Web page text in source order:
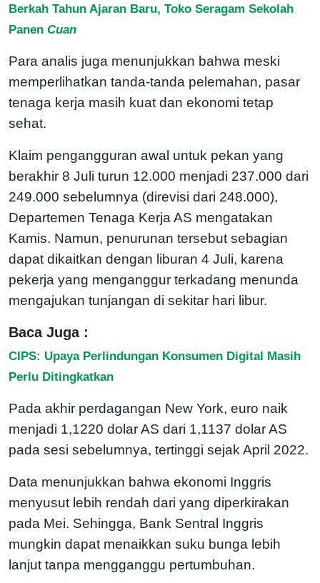
Berkah Tahun Ajaran Baru, Toko Seragam Sekolah
Panen Cuan
Para analis juga menunjukkan bahwa meski
memperlihatkan tanda-tanda pelemahan, pasar
tenaga kerja masih kuat dan ekonomi tetap
sehat.
Klaim pengangguran awal untuk pekan yang
berakhir 8 Juli turun 12.000 menjadi 237.000 dari
249.000 sebelumnya (direvisi dari 248.000),
Departemen Tenaga Kerja AS mengatakan
Kamis. Namun, penurunan tersebut sebagian
dapat dikaitkan dengan liburan 4 Juli, karena
pekerja yang menganggur terkadang menunda
mengajukan tunjangan di sekitar hari libur.
Baca Juga :
CIPS: Upaya Perlindungan Konsumen Digital Masih
Perlu Ditingkatkan
Pada akhir perdagangan New York, euro naik
menjadi 1,1220 dolar AS dari 1,1137 dolar AS
pada sesi sebelumnya, tertinggi sejak April 2022.
Data menunjukkan bahwa ekonomi Inggris
menyusut lebih rendah dari yang diperkirakan
pada Mei. Sehingga, Bank Sentral Inggris
mungkin dapat menaikkan suku bunga lebih
lanjut tanpa mengganggu pertumbuhan.